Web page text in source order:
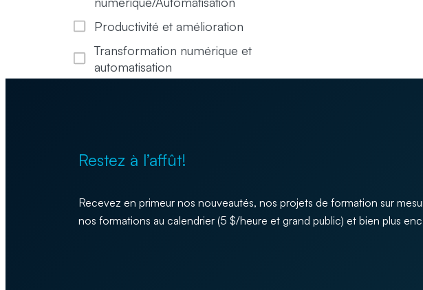
Productivité et amélioration
Transformation numérique et
automatisation
Restez à l’affût!
Recevez en primeur nos nouveautés, nos projets de formation sur
nos formations au calendrier (5 $/heure et grand public) et bien plus